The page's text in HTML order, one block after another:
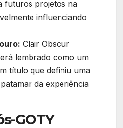
futuros projetos na
influenciando
Clair Obscur
lembrado como um
título que definiu uma
da experiência
GOTY